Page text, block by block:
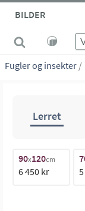
BILDER
Fugler og insekter /
Lerret
90x120cm
6 450 kr